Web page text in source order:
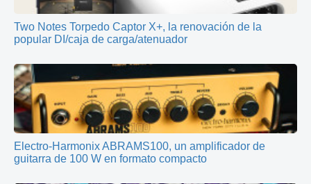
Two Notes Torpedo Captor X+, la renovación de la
popular DI/caja de carga/atenuador
Electro-Harmonix ABRAMS100, un amplificador de
guitarra de 100 W en formato compacto